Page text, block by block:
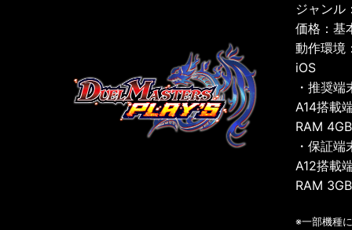
ジャンル
価格：基
動作環境
iOS
・推奨端
A14搭載
RAM
・保証端
A12搭載
RAM
※一部機種